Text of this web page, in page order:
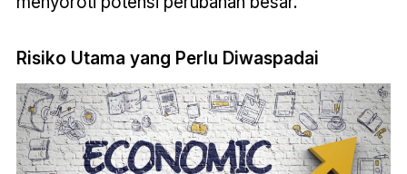
Risiko Utama yang Perlu Diwaspadai